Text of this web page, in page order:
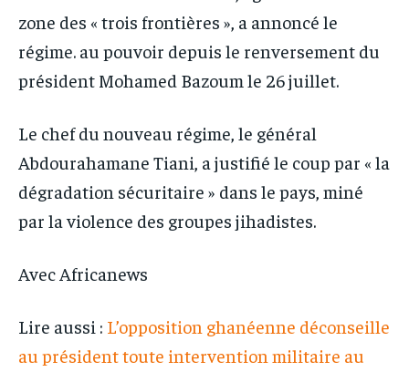
zone des « trois frontières », a annoncé le
régime. au pouvoir depuis le renversement du
président Mohamed Bazoum le 26 juillet.
Le chef du nouveau régime, le général
Abdourahamane Tiani, a justifié le coup par « la
dégradation sécuritaire » dans le pays, miné
par la violence des groupes jihadistes.
Avec Africanews
Lire aussi : L’opposition ghanéenne déconseille
au président toute intervention militaire au